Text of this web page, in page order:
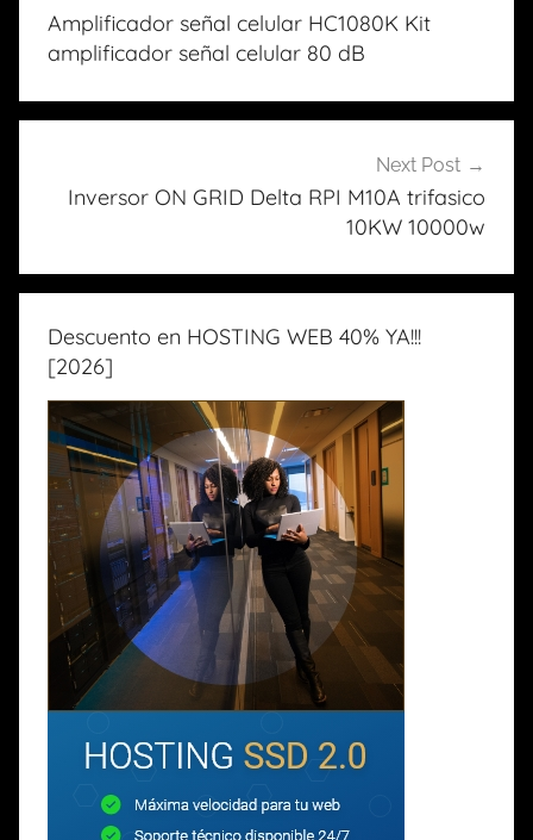
de
Amplificador señal celular HC1080K Kit
amplificador señal celular 80 dB
Next Post
Inversor ON GRID Delta RPI M10A trifasico
10KW 10000w
Descuento en HOSTING WEB 40% YA!!!
[2026]